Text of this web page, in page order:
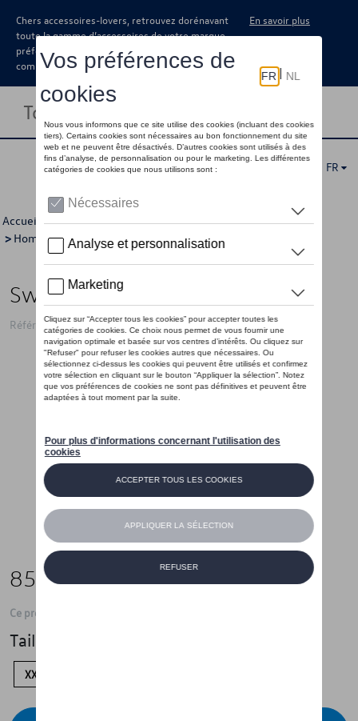
Chers accessoires-lovers, retrouvez dorénavant
toute la gamme d’accessoires de votre marque
préférée sous forme de catalogue à
commander auprès de votre concessionaire.
En savoir plus
Toggle navigation
FR
Accueil >Pour vous >"R" Collection >Vêtements >Pulls
> Hommes > Détail
Sweat-shirt VW logo « R », bleu
Référence: 3B4084141AE530
85,00 €
Ce produit n'est actuellement pas de stock
Taille
XXL